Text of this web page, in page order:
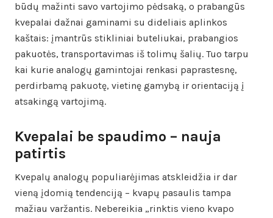
būdų mažinti savo vartojimo pėdsaką, o prabangūs
kvepalai dažnai gaminami su dideliais aplinkos
kaštais: įmantrūs stikliniai buteliukai, prabangios
pakuotės, transportavimas iš tolimų šalių. Tuo tarpu
kai kurie analogų gamintojai renkasi paprastesnę,
perdirbamą pakuotę, vietinę gamybą ir orientaciją į
atsakingą vartojimą.
Kvepalai be spaudimo – nauja
patirtis
Kvepalų analogų populiarėjimas atskleidžia ir dar
vieną įdomią tendenciją – kvapų pasaulis tampa
mažiau varžantis. Nebereikia „rinktis vieno kvapo